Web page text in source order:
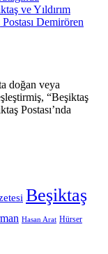
doğan veya
“Beşiktaş
Postası’nda
Beşiktaş
Hasan Arat Hürser